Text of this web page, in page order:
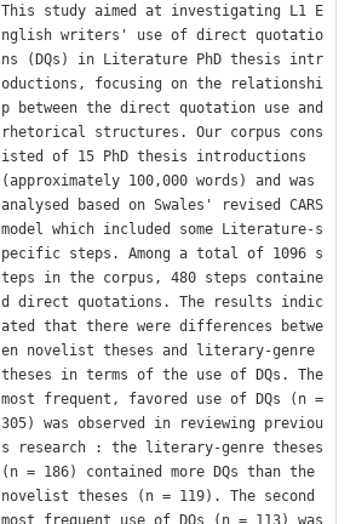
This study aimed at investigating L1 E
nglish writers' use of direct quotatio
ns (DQs) in Literature PhD thesis intr
oductions, focusing on the relationshi
p between the direct quotation use and
rhetorical structures. Our corpus cons
isted of 15 PhD thesis introductions
(approximately 100,000 words) and was
analysed based on Swales' revised CARS
model which included some Literature-s
pecific steps. Among a total of 1096 s
teps in the corpus, 480 steps containe
d direct quotations. The results indic
ated that there were differences betwe
en novelist theses and literary-genre
theses in terms of the use of DQs. The
most frequent, favored use of DQs (n =
305) was observed in reviewing previou
s research : the literary-genre theses
(n = 186) contained more DQs than the
novelist theses (n = 119). The second
most frequent use of DQs (n = 113) was